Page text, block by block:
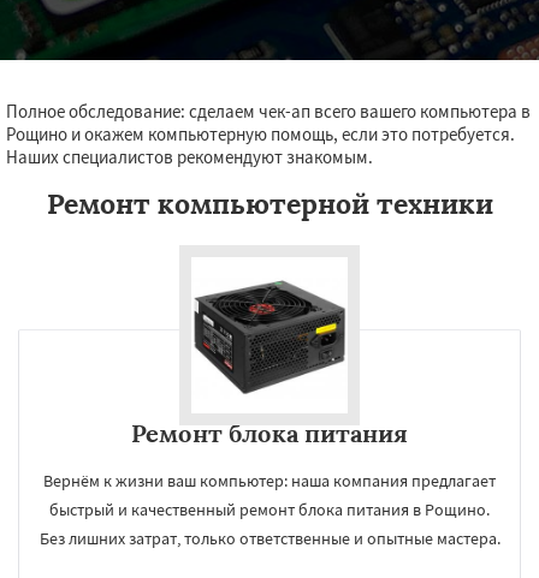
Полное обследование: сделаем чек-ап всего вашего компьютера в
Рощино и окажем компьютерную помощь, если это потребуется.
Наших специалистов рекомендуют знакомым.
Ремонт компьютерной техники
Ремонт блока питания
Вернём к жизни ваш компьютер: наша компания предлагает
быстрый и качественный ремонт блока питания в Рощино.
Без лишних затрат, только ответственные и опытные мастера.